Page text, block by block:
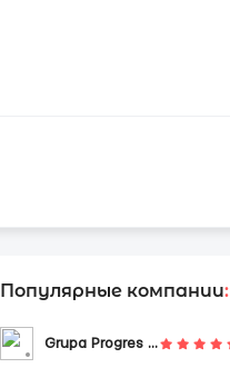
Популярные компании:
Grupa Progres Sp. z o.o.